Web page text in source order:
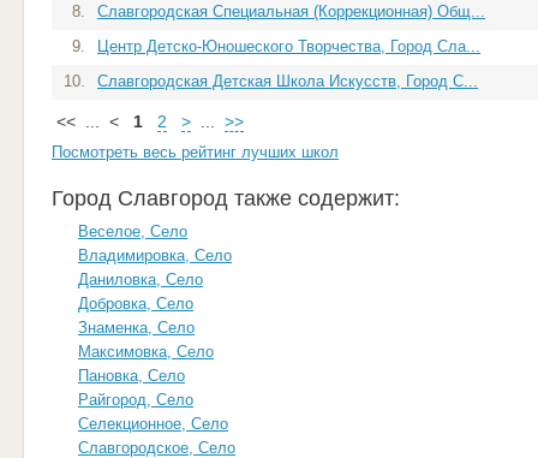
8.
Славгородская Специальная (Коррекционная) Общ...
9.
Центр Детско-Юношеского Творчества, Город Сла...
10.
Славгородская Детская Школа Искусств, Город С...
<< < 1 2 > >>
Посмотреть весь рейтинг лучших школ
Город Славгород также содержит:
Веселое, Село
Владимировка, Село
Даниловка, Село
Добровка, Село
Знаменка, Село
Максимовка, Село
Пановка, Село
Райгород, Село
Селекционное, Село
Славгородское, Село